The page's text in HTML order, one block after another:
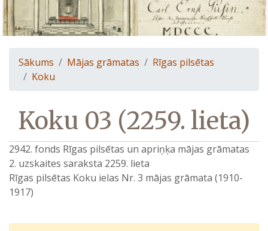
Sākums Mājas grāmatas
Rīgas pilsētas
Koku
Koku 03 (2259. lieta)
2942. fonds Rīgas pilsētas un apriņķa mājas grāmatas
2. uzskaites saraksta 2259. lieta
Rīgas pilsētas Koku ielas Nr. 3 mājas grāmata (1910-
1917)